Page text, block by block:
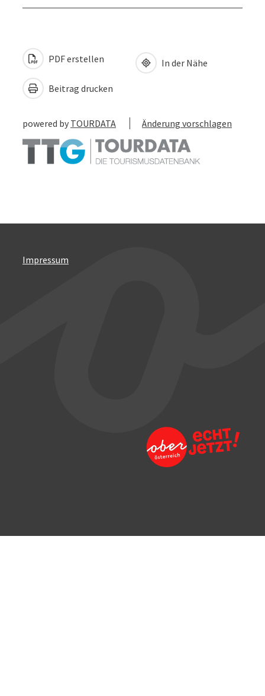
PDF erstellen
Beitrag drucken
In der Nähe
powered by TOURDATA Änderung vorschlagen
Impressum